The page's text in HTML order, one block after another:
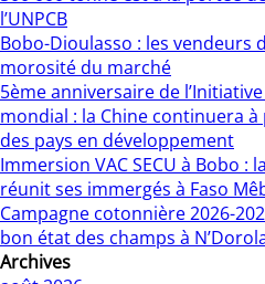
l’UNPCB
Bobo-Dioulasso : les vendeurs
morosité du marché
5ème anniversaire de
mondial : la Chine continuera
des pays en développement
Immersion VAC SECU à Bobo :
réunit ses immergés à Faso
Campagne cotonnière 2026-
bon état des champs à
Archives